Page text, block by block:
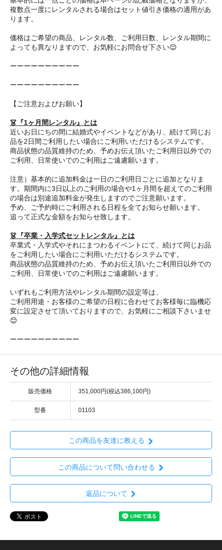
複数点一度にレンタルされる場合はセット値引き価格の適用があ
ります。
価格はご希望の商品、レンタル数、ご利用日数、レンタル期間に
よっても異なりますので、お気軽にお問合せ下さい😌
ーーーーーーーーーー
ーーーーーーーーーー
【ご注意およびお願い】
👗『1ヶ月間レンタル』とは
近いお日にちの間に結婚式やイベントなどがあり、続けて同じお
品を2日間ご利用したい場合にご利用いただけるシステムです。
商品状態の品質維持のため、予めお伝え頂いたご利用日以外での
ご利用、日常使いでのご利用はご遠慮願います。
注意）基本的に追加料金は一日のご利用日ごとに追加となりま
す。期間内に3日以上のご利用の場合や1ヶ月間を超えてのご利用
の場合は別途追加料金が発生しますのでご注意願います。
予め、ご予約時にご利用される日程を全てお知らせ願います。
追って正式な金額をお知らせ致します。
👗『卒業・入学式セットレンタル』とは
卒業式・入学式やそれにまつわるイベントにて、続けて同じお品
をご利用したい場合にご利用いただけるシステムです。
商品状態の品質維持のため、予めお伝え頂いたご利用日以外での
ご利用、日常使いでのご利用はご遠慮願います。
いずれもご利用方法やレンタル期間の設定等は、
ご利用用途・お客様のご希望の日程に合わせてお客様毎に臨機応
変に設定させて頂いておりますので、お気軽にご相談下さいませ
😊
ーーーーーーーーーー
その他の詳細情報
販売価格 351,000円(税込386,100円)
型番 01103
この商品を友達に教える
この商品について問い合わせる
返品について